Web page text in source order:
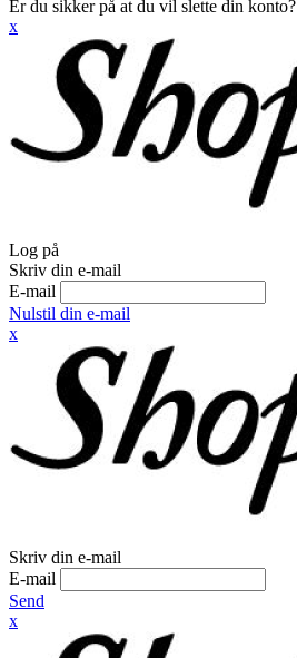
Er du sikker på at du vil slette din konto?
x
Log på
Skriv din e-mail
E-mail
Nulstil din e-mail
x
Skriv din e-mail
E-mail
Send
x